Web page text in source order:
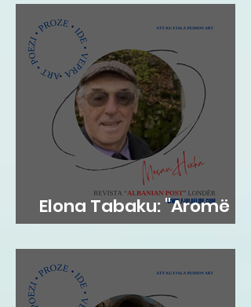
Elona Tabaku: "Aromë
gjethi"